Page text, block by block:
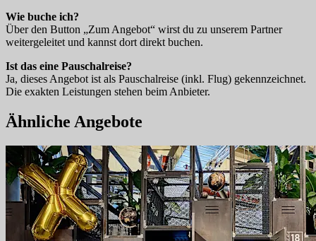
Wie buche ich?
Über den Button „Zum Angebot“ wirst du zu unserem Partner
weitergeleitet und kannst dort direkt buchen.
Ist das eine Pauschalreise?
Ja, dieses Angebot ist als Pauschalreise (inkl. Flug) gekennzeichnet.
Die exakten Leistungen stehen beim Anbieter.
Ähnliche Angebote